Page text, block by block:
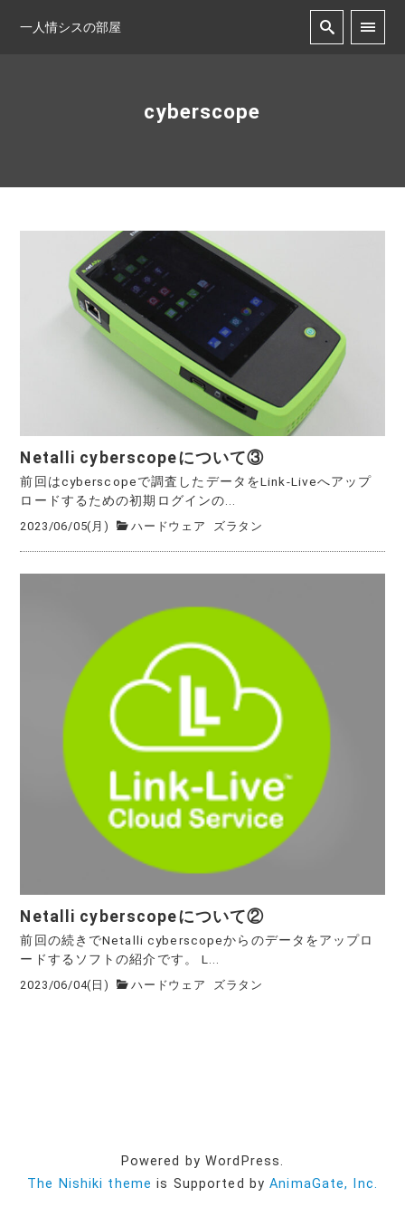
一人情シスの部屋
cyberscope
Netalli cyberscopeについて③
前回はcyberscopeで調査したデータをLink-Liveへアップ
ロードするための初期ログインの...
2023/06/05(月) ハードウェア ズラタン
Netalli cyberscopeについて②
前回の続きでNetalli cyberscopeからのデータをアップロ
ードするソフトの紹介です。 L...
2023/06/04(日) ハードウェア ズラタン
Powered by WordPress.
The Nishiki theme is Supported byAnimaGate, Inc.